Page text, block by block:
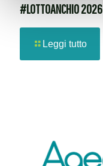
#LOTTOANCHIO 2026
Leggi tutto